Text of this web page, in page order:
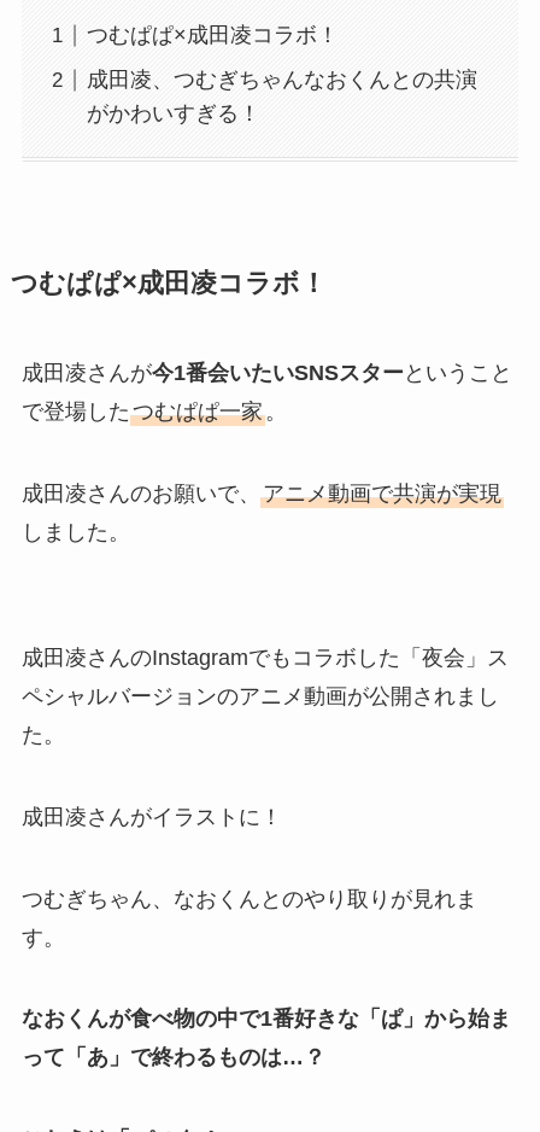
つむぱぱ×成田凌コラボ！
成田凌、つむぎちゃんなおくんとの共演
がかわいすぎる！
つむぱぱ×成田凌コラボ！
成田凌さんが今1番会いたいSNSスター ということ
で登場したつむぱぱ一家。
成田凌さんのお願いで、 アニメ動画で共演が実現
しました。
成田凌さんのInstagramでもコラボした「夜会」ス
ペシャルバージョンのアニメ動画が公開されまし
た。
成田凌さんがイラストに！
つむぎちゃん、なおくんとのやり取りが見れま
す。
なおくんが食べ物の中で1番好きな「ぱ」から始ま
って「あ」で終わるものは…？